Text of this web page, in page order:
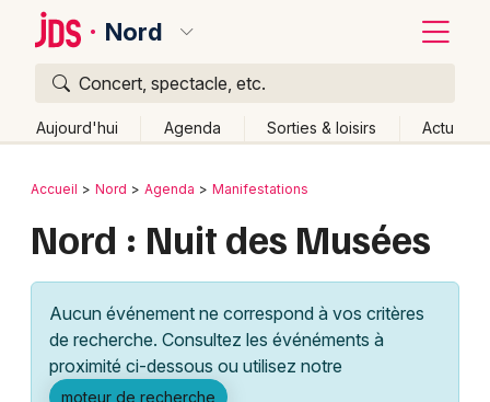
Nord
Concert, spectacle, etc.
Aujourd'hui Agenda Sorties & loisirs Actu
Publier un événement
Grands événements
Activité & Expérience
Bordeaux
Lille
Lyon
Retour
Accueil Nord Agenda Manifestations
Nord : Nuit des Musées
Aucun événement ne correspond à vos critères
de recherche. Consultez les événéments à
proximité ci-dessous ou utilisez notre
moteur de recherche
Quoi ?
Où ?
Changer de lieu
Quand ?
Effacer les dates
Aujourd'hui
Demain Ce week-end Autre